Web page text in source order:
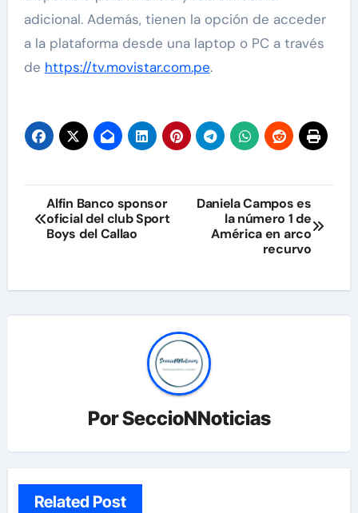
adicional. Además, tienen la opción de acceder
a la plataforma desde una laptop o PC a través
de https://tv.movistar.com.pe.
Navegación
de
Alfin Banco sponsor
oficial del club Sport
Boys del Callao
Daniela Campos es
la número 1 de
América en arco
recurvo
PorSeccioNNoticias
Related Post